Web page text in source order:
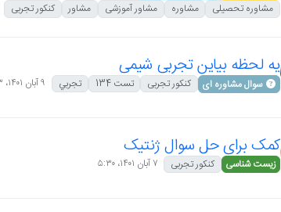
مشاوره تحصیلی
مشاوره مشاور آموزشی مشاور کنکور تجربی
یه لحظه بیاین تجربی شیمی
سوال مشاوره ای کنکور تجربی تست 134 تجربي ۹ آبان ۱۴۰۱،‏ ۱۱:۲۳
کمک برای حل سوال ژنتیک
زیست شناسی کنکور تجربی ۷ آبان ۱۴۰۱،‏ ۵:۳۰